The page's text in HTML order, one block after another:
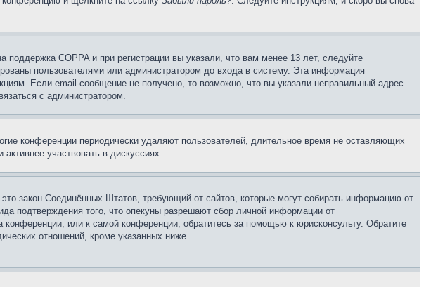
COPPA и при регистрации вы указали, что вам менее 13 лет, следуйте
пользователями или администратором до входа в систему. Эта информация
Если email-сообщение не получено, то возможно, что вы указали неправильный адрес
с администратором.
конференции периодически удаляют пользователей, длительное время не оставляющих
участвовать в дискуссиях.
закон Соединённых Штатов, требующий от сайтов, которые могут собирать информацию от
подтверждения того, что опекуны разрешают сбор личной информации от
или к самой конференции, обратитесь за помощью к юрисконсульту. Обратите
отношений, кроме указанных ниже.